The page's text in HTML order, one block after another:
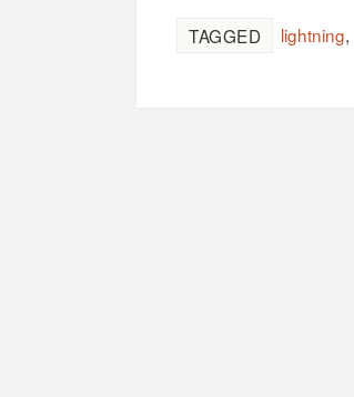
TAGGED lightning,